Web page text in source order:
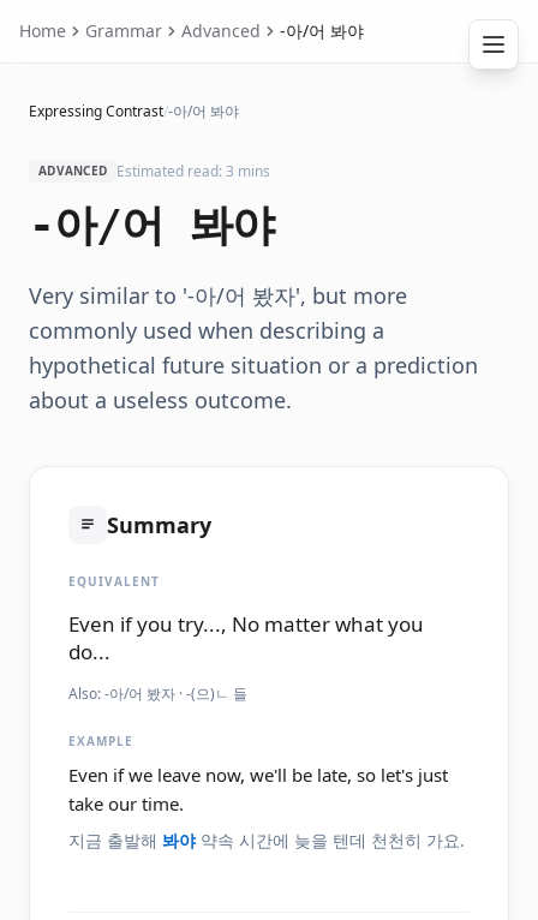
Home Grammar Advanced -아/어 봐야
Expressing Contrast/-아/어 봐야
ADVANCED Estimated read: 3 mins
-아/어 봐야
Very similar to '-아/어 봤자', but more
commonly used when describing a
hypothetical future situation or a prediction
about a useless outcome.
Summary
EQUIVALENT
Even if you try..., No matter what you
do...
Also:-아/어 봤자 · -(으)ㄴ 들
EXAMPLE
Even if we leave now, we'll be late, so let's just
take our time.
지금 출발해 봐야약속 시간에 늦을 텐데 천천히 가요.